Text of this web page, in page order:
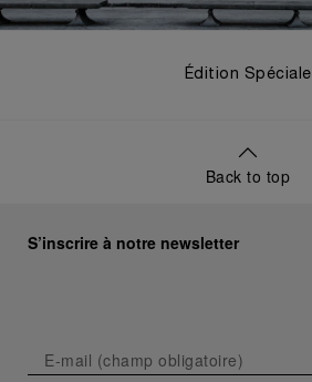
Édition Spéciale
Back to top
S’inscrire à notre newsletter